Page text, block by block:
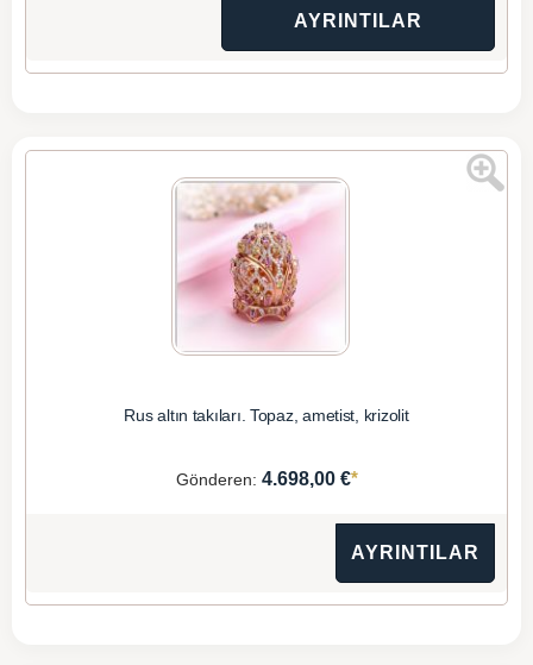
AYRINTILAR
Rus altın takıları. Topaz, ametist, krizolit
Gönderen: 4.698,00 €*
AYRINTILAR